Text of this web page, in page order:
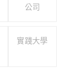
公司
實踐大學